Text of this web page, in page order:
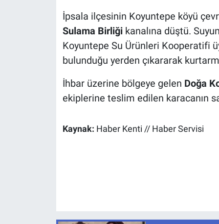
İpsala ilçesinin Koyuntepe köyü
Sulama Birliğikanalına düştü.
Koyuntepe Su Ürünleri Kooperatifi
bulunduğu yerden çıkararak
İhbar üzerine bölgeye gelen Doğa
ekiplerine teslim edilen karacanın
Kaynak: Haber Kenti // Haber Servisi